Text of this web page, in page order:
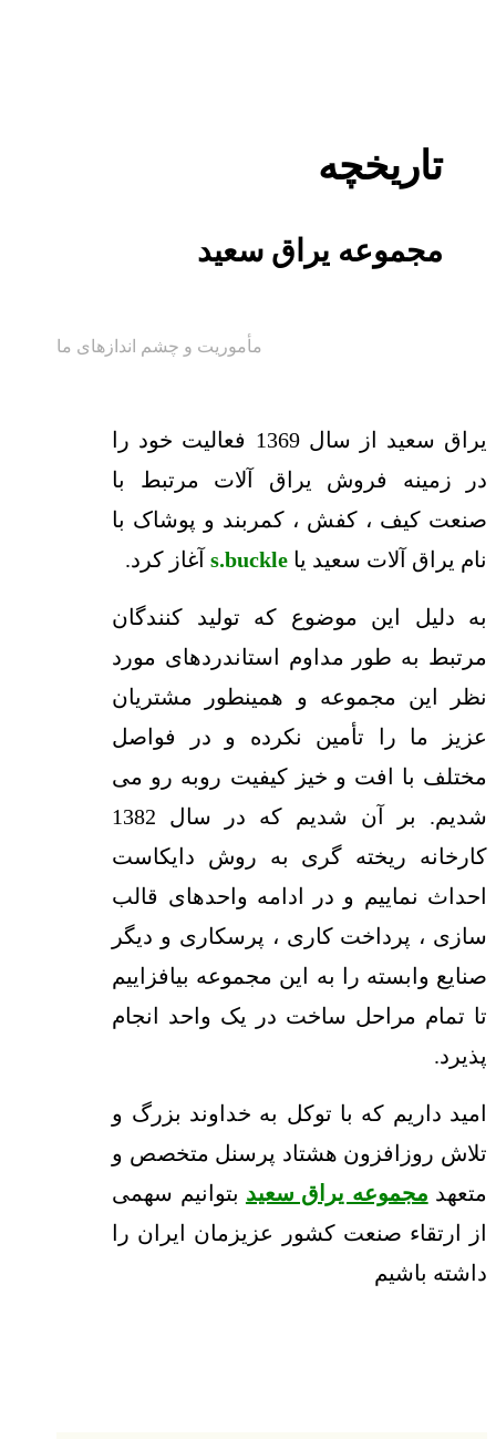
تاریخچه
مجموعه یراق سعید
مأموریت و چشم اندازهای ما
یراق سعید از سال 1369 فعالیت خود را
در زمینه فروش یراق آلات مرتبط با
صنعت کیف ، کفش ، کمربند و پوشاک با
نام یراق آلات سعید یا s.buckle آغاز کرد.
به دلیل این موضوع که تولید کنندگان
مرتبط به طور مداوم استاندردهای مورد
نظر این مجموعه و همینطور مشتریان
عزیز ما را تأمین نکرده و در فواصل
مختلف با افت و خیز کیفیت روبه رو می
شدیم. بر آن شدیم که در سال 1382
کارخانه ریخته گری به روش دایکاست
احداث نماییم و در ادامه واحدهای قالب
سازی ، پرداخت کاری ، پرسکاری و دیگر
صنایع وابسته را به این مجموعه بیافزاییم
تا تمام مراحل ساخت در یک واحد انجام
پذیرد.
امید داریم که با توکل به خداوند بزرگ و
تلاش روزافزون هشتاد پرسنل متخصص و
متعهد مجموعه یراق سعید بتوانیم سهمی
از ارتقاء صنعت کشور عزیزمان ایران را
داشته باشیم